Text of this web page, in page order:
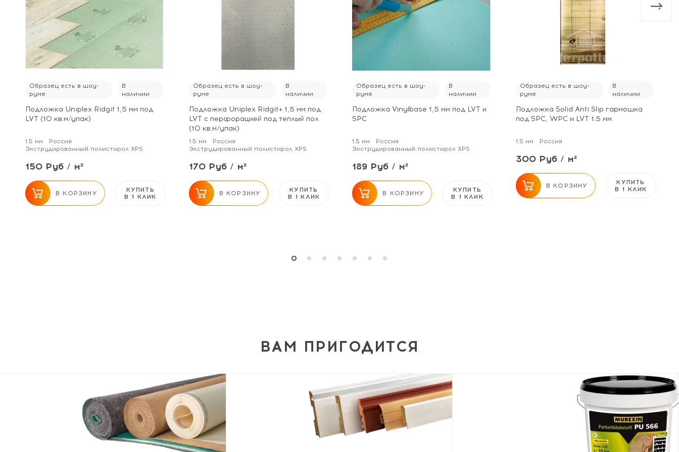
Образец есть в шоу-
руме
В
наличии
Подложка Uniplex Ridgit 1,5 мм под
LVT (10 кв.м/упак)
1.5 мм
Россия
Экструдированный полистирол XPS
150 Руб / м²
В КОРЗИНУ
КУПИТЬ
В 1 КЛИК
Образец есть в шоу-
руме
В
наличии
Подложка Uniplex Ridgit+ 1,5 мм под
LVT с перфорацией под теплый пол
(10 кв.м/упак)
1.5 мм
Россия
Экструдированный полистирол XPS
170 Руб / м²
В КОРЗИНУ
КУПИТЬ
В 1 КЛИК
Образец есть в шоу-
руме
В
наличии
Подложка Vinylbase 1,5 мм под LVT и
SPC
1.5 мм
Россия
Экструдированный полистирол XPS
189 Руб / м²
В КОРЗИНУ
КУПИТЬ
В 1 КЛИК
Образец есть в шоу-
руме
В
наличии
Подложка Solid Anti Slip гармошка
под SPC, WPC и LVT 1.5 мм
1.5 мм Россия
300 Руб / м²
В КОРЗИНУ
КУПИТЬ
В 1 КЛИК
ВАМ ПРИГОДИТСЯ